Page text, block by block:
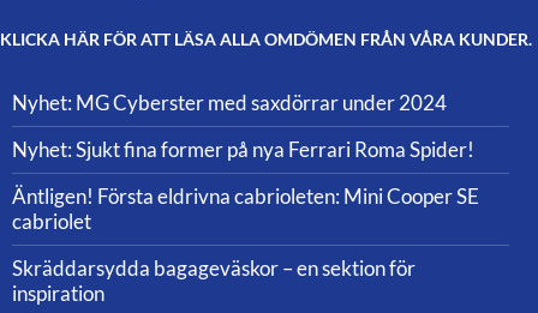
KLICKA HÄR FÖR ATT LÄSA ALLA OMDÖMEN FRÅN VÅRA KUNDER.
Nyhet: MG Cyberster med saxdörrar under 2024
Nyhet: Sjukt fina former på nya Ferrari Roma Spider!
Äntligen! Första eldrivna cabrioleten: Mini Cooper SE
cabriolet
Skräddarsydda bagageväskor – en sektion för
inspiration